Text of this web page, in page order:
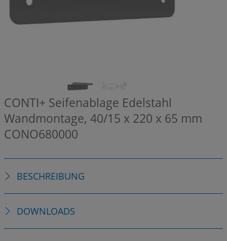
CONTI+ Seifenablage Edelstahl
Wandmontage, 40/15 x 220 x 65 mm
CONO680000
BESCHREIBUNG
DOWNLOADS